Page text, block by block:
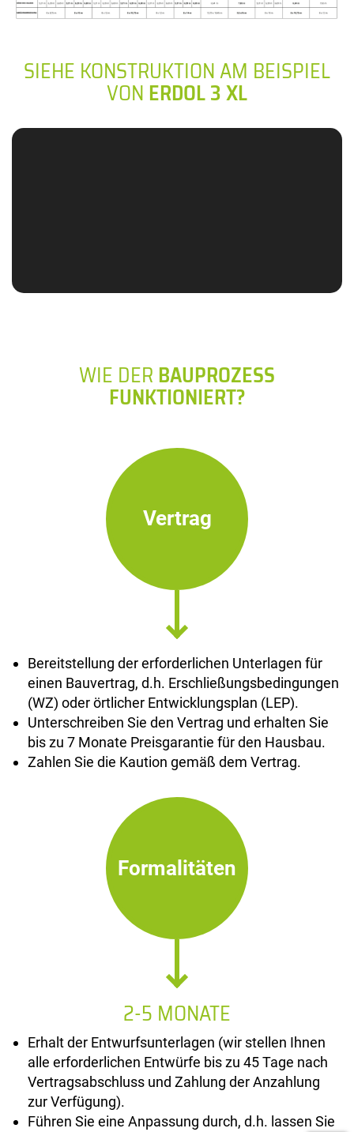
SIEHE KONSTRUKTION AM BEISPIEL
VONERDOL 3 XL
WIE DERBAUPROZESS
FUNKTIONIERT?
Vertrag
Bereitstellung der erforderlichen Unterlagen für
einen Bauvertrag, d.h. Erschließungsbedingungen
(WZ) oder örtlicher Entwicklungsplan (LEP).
Unterschreiben Sie den Vertrag und erhalten Sie
bis zu 7 Monate Preisgarantie für den Hausbau.
Zahlen Sie die Kaution gemäß dem Vertrag.
Formalitäten
2-5 MONATE
Erhalt der Entwurfsunterlagen (wir stellen Ihnen
alle erforderlichen Entwürfe bis zu 45 Tage nach
Vertragsabschluss und Zahlung der Anzahlung
zur Verfügung).
Führen Sie eine Anpassung durch, d.h. lassen Sie